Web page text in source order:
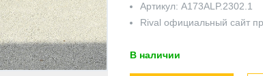
Артикул: A173ALP.2302.1
Rival официальный сайт
В наличии